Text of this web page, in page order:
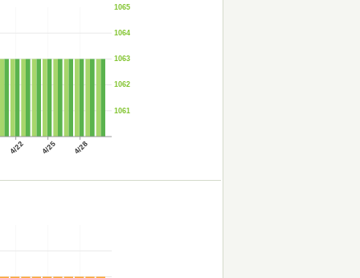
4/22 4/25 4/28
1061
1062
1063
1064
1065